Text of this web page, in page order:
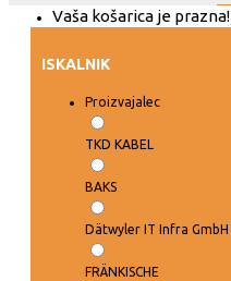
Vaša košarica je prazna!
ISKALNIK
Proizvajalec
TKD KABEL
BAKS
Dätwyler IT Infra GmbH
FRÄNKISCHE